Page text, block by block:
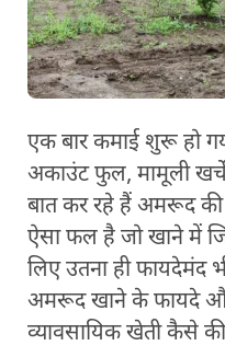
एक बार कमाई शुरू हो
अकाउंट फुल, मामूली
बात कर रहे हैं अमरूद
ऐसा फल है जो खाने में
लिए उतना ही फायदेमंद
अमरूद खाने के फायदे
व्यावसायिक खेती कैसे